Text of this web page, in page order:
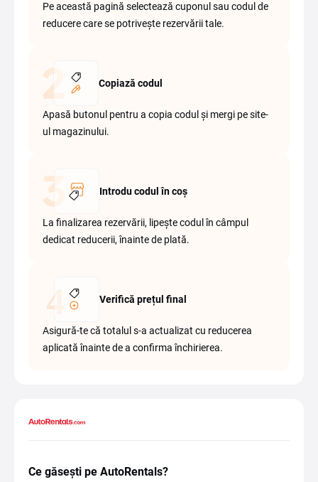
Pe această pagină selectează cuponul sau codul de
reducere care se potrivește rezervării tale.
Copiază codul
Apasă butonul pentru a copia codul și mergi pe site-
ul magazinului.
Introdu codul în coș
La finalizarea rezervării, lipește codul în câmpul
dedicat reducerii, înainte de plată.
Verifică prețul final
Asigură-te că totalul s-a actualizat cu reducerea
aplicată înainte de a confirma închirierea.
Ce găsești pe AutoRentals?